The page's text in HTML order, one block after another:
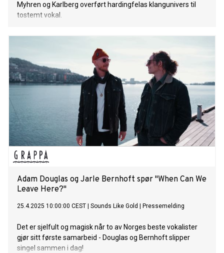
Myhren og Karlberg overført hardingfelas klangunivers til
tostemt vokal.
Adam Douglas og Jarle Bernhoft spør "When Can We
Leave Here?"
25.4.2025 10:00:00 CEST Sounds Like Gold Pressemelding
Det er sjelfult og magisk når to av Norges beste vokalister
gjør sitt første samarbeid - Douglas og Bernhoft slipper
singel sammen i dag!